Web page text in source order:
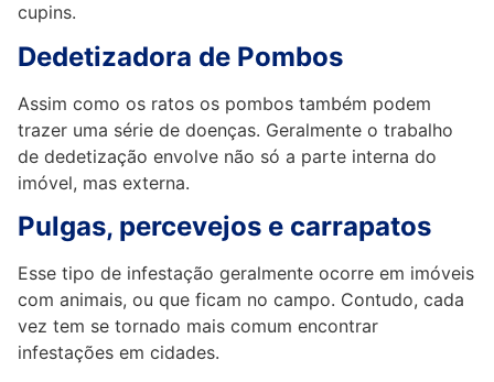
cupins.
Dedetizadora de Pombos
Assim como os ratos os pombos também podem
trazer uma série de doenças. Geralmente o trabalho
de dedetização envolve não só a parte interna do
imóvel, mas externa.
Pulgas, percevejos e carrapatos
Esse tipo de infestação geralmente ocorre em imóveis
com animais, ou que ficam no campo. Contudo, cada
vez tem se tornado mais comum encontrar
infestações em cidades.